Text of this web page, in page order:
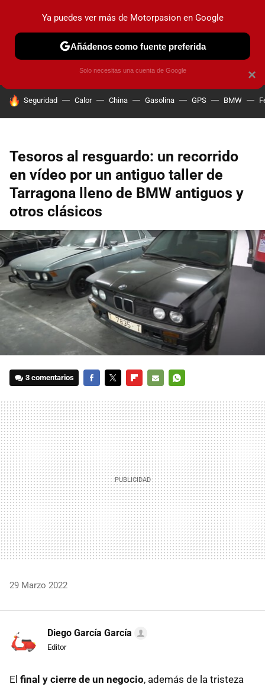
PRUEBAS COCHES ELÉCTRICOS OBSERVATORIO
HOY SE HABLA DE
Seguridad Calor China Gasolina GPS BMW
Tesoros al resguardo: un recorrido
en vídeo por un antiguo taller de
Tarragona lleno de BMW antiguos y
otros clásicos
3 comentarios
MAIL
29 Marzo 2022
Diego García García
Editor
El final y cierre de un negocio, además de la tristeza
×
Ya puedes ver más de Motorpasion en Google
Añádenos como fuente preferida
Solo necesitas una cuenta de Google